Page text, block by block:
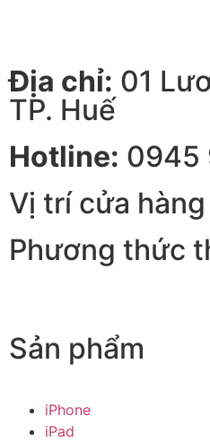
Địa chỉ: 01
TP. Huế
Hotline: 0945
Vị trí cửa hàng
Phương thức
Sản phẩm
iPhone
iPad